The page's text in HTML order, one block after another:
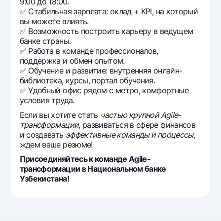
✅ Стабильная зарплата: оклад + KPI, на который
вы можете влиять.
✅ Возможность построить карьеру в ведущем
банке страны.
✅ Работа в команде профессионалов,
поддержка и обмен опытом.
✅ Обучение и развитие: внутренняя онлайн-
библиотека, курсы, портал обучения.
✅ Удобный офис рядом с метро, комфортные
условия труда.
Если вы хотите стать частью крупной Agile-
трансформации, развиваться в сфере финансов
и создавать эффективные команды и процессы,
ждем ваше резюме!
Присоединяйтесь к команде Agile-
трансформации в Национальном банке
Узбекистана!